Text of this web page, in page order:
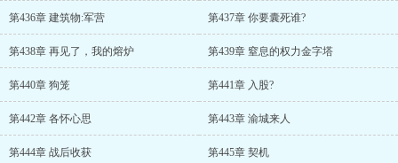
第436章 建筑物:军营 第437章 你要囊死谁?
第438章 再见了，我的熔炉 第439章 窒息的权力金字塔
第440章 狗笼 第441章 入股?
第442章 各怀心思 第443章 渝城来人
第444章 战后收获 第445章 契机